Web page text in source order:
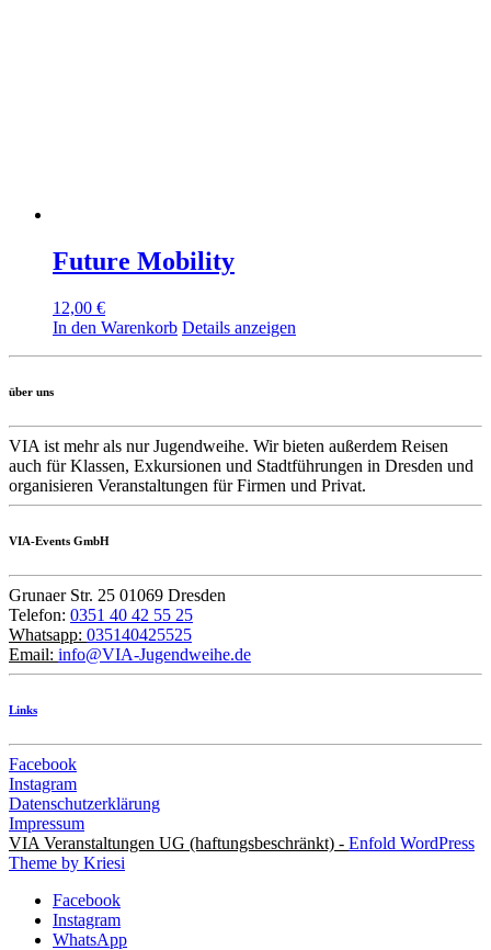
Future Mobility
12,00 €
In den Warenkorb Details anzeigen
über uns
VIA ist mehr als nur Jugendweihe. Wir bieten außerdem Reisen
auch für Klassen, Exkursionen und Stadtführungen in Dresden und
organisieren Veranstaltungen für Firmen und Privat.
VIA-Events GmbH
Grunaer Str. 25 01069 Dresden
Telefon: 0351 40 42 55 25
Whatsapp: 035140425525
Email: info@VIA-Jugendweihe.de
Links
Facebook
Instagram
Datenschutzerklärung
Impressum
VIA Veranstaltungen UG (haftungsbeschränkt) - Enfold WordPress
Theme by Kriesi
Facebook
Instagram
WhatsApp